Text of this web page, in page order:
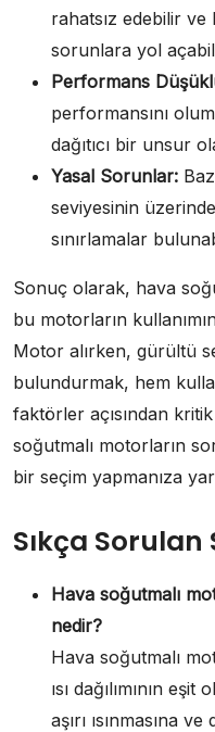
rahatsız edebilir
sorunlara yol
Performans
performansını
dağıtıcı bir unsur
Yasal Sorunlar:
seviyesinin
sınırlamalar
Sonuç olarak, hava
bu motorların
Motor alırken, gürültü
bulundurmak, hem
faktörler açısından
soğutmalı motorların
bir seçim yapmanıza
Sıkça
Hava soğutmalı
nedir?
Hava soğutmalı
ısı dağılımının eşit
aşırı ısınmasına